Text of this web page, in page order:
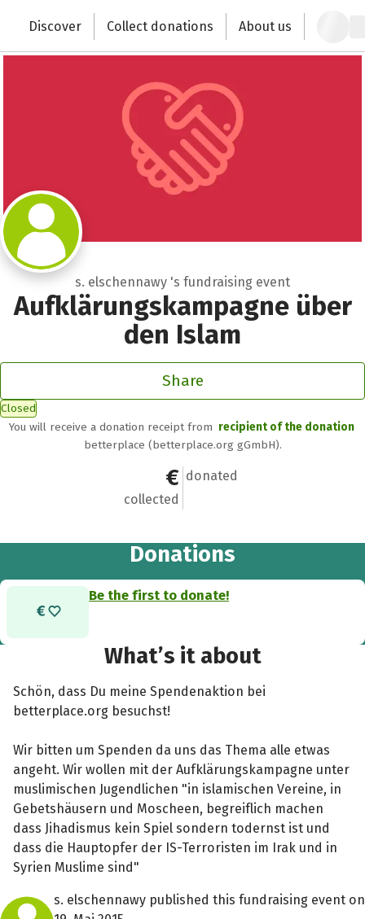
Change the world with your donation
Discover Collect donations About us
s. elschennawy 's fundraising event
Aufklärungskampagne über
den Islam
Share
Closed
You will receive a donation receipt from recipient of the donation
betterplace (betterplace.org gGmbH).
€0
collected
0
donated
Donations
Be the first to donate!
What’s it about
Schön, dass Du meine Spendenaktion bei
betterplace.org besuchst!
Wir bitten um Spenden da uns das Thema alle etwas
angeht. Wir wollen mit der Aufklärungskampagne unter
muslimischen Jugendlichen "in islamischen Vereine, in
Gebetshäusern und Moscheen, begreiflich machen
dass Jihadismus kein Spiel sondern todernst ist und
dass die Hauptopfer der IS-Terroristen im Irak und in
Syrien Muslime sind"
s. elschennawy published this fundraising event on